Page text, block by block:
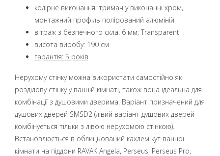
колірне виконання: тримач у виконанні хром,
монтажний профіль полірований алюміній
вітраж з безпечного скла: 6 мм; Transparent
висота виробу: 190 см
гарантія: 5 років
Нерухому стінку можна використати самостійно як
розділову стінку у ванній кімнаті, також вона ідеальна для
комбінації з душовими дверима. Варіант призначений для
душових дверей SMSD2 (лівий варіант душових дверей
комбінується тільки з лівою нерухомою стінкою).
Встановлюється в облицьований кахлем кут ванної
кімнати на піддони RAVAK Angela, Perseus, Perseus Pro,